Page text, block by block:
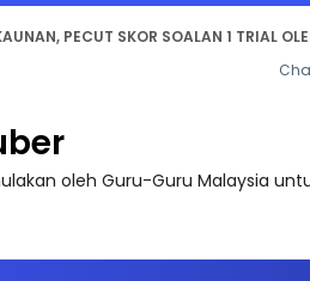
7 : PAHLAWAN DIGITAL
oleh Guru-Guru Malaysia